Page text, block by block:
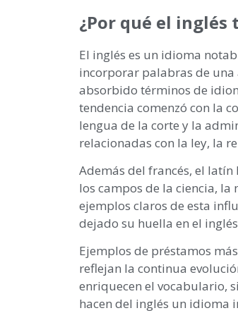
¿Por qué el inglés
El inglés es un idioma
incorporar palabras de una
absorbido términos de
tendencia comenzó con la
lengua de la corte y la
relacionadas con la ley, la
Además del francés, el
los campos de la ciencia, la
ejemplos claros de esta
dejado su huella en el
Ejemplos de préstamos
reflejan la continua
enriquecen el vocabulario,
hacen del inglés un idioma